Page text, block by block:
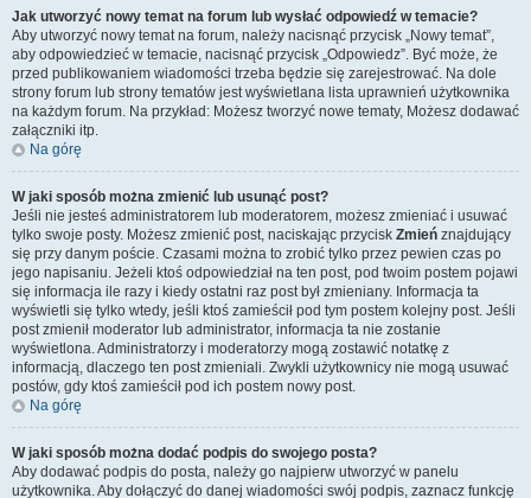
Jak utworzyć nowy temat na forum lub wysłać odpowiedź w temacie?
Aby utworzyć nowy temat na forum, należy nacisnąć przycisk „Nowy temat”,
aby odpowiedzieć w temacie, nacisnąć przycisk „Odpowiedz”. Być może, że
przed publikowaniem wiadomości trzeba będzie się zarejestrować. Na dole
strony forum lub strony tematów jest wyświetlana lista uprawnień użytkownika
na każdym forum. Na przykład: Możesz tworzyć nowe tematy, Możesz dodawać
załączniki itp.
Na górę
W jaki sposób można zmienić lub usunąć post?
Jeśli nie jesteś administratorem lub moderatorem, możesz zmieniać i usuwać
tylko swoje posty. Możesz zmienić post, naciskając przycisk Zmień znajdujący
się przy danym poście. Czasami można to zrobić tylko przez pewien czas po
jego napisaniu. Jeżeli ktoś odpowiedział na ten post, pod twoim postem pojawi
się informacja ile razy i kiedy ostatni raz post był zmieniany. Informacja ta
wyświetli się tylko wtedy, jeśli ktoś zamieścił pod tym postem kolejny post. Jeśli
post zmienił moderator lub administrator, informacja ta nie zostanie
wyświetlona. Administratorzy i moderatorzy mogą zostawić notatkę z
informacją, dlaczego ten post zmieniali. Zwykli użytkownicy nie mogą usuwać
postów, gdy ktoś zamieścił pod ich postem nowy post.
Na górę
W jaki sposób można dodać podpis do swojego posta?
Aby dodawać podpis do posta, należy go najpierw utworzyć w panelu
użytkownika. Aby dołączyć do danej wiadomości swój podpis, zaznacz funkcję